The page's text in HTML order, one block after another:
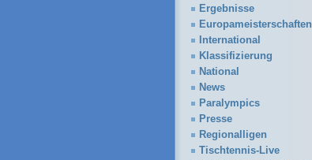
Ergebnisse
Europameisterschaften
International
Klassifizierung
National
News
Paralympics
Presse
Regionalligen
Tischtennis-Live